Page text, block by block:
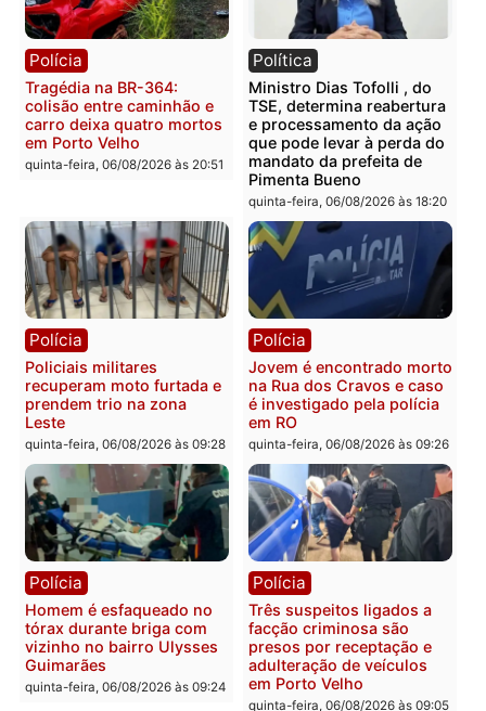
Polícia
Homem é encontrado
morto em residência no
bairro Colina Park em RO
sexta-feira, 07/08/2026 às 09:30
Polícia
Polícia Militar apreende
explosivos e
durante patrulhamento
fluvial no Rio Madeira em
Porto Velho
sexta-feira, 07/08/2026 às
Polícia
Tragédia na BR-364:
colisão entre caminhão e
carro deixa quatro mortos
em Porto Velho
quinta-feira, 06/08/2026 às 20:51
Política
Ministro Dias Tofolli , do
TSE, determina
e processamento da
que pode levar à perda
mandato da prefeita de
Pimenta Bueno
quinta-feira, 06/08/2026 às
Polícia Polícia
Jovem é encontrado